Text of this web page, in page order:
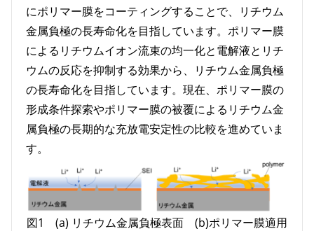
にポリマー膜をコーティングすることで、リチウム
金属負極の長寿命化を目指しています。ポリマー膜
によるリチウムイオン流束の均一化と電解液とリチ
ウムの反応を抑制する効果から、リチウム金属負極
の長寿命化を目指しています。現在、ポリマー膜の
形成条件探索やポリマー膜の被覆によるリチウム金
属負極の長期的な充放電安定性の比較を進めていま
す。
図1 (a) リチウム金属負極表面 (b)ポリマー膜適用